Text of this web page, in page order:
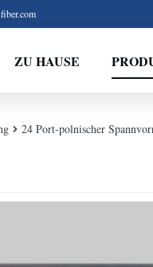
ZU HAUSE
24 Port-polnischer